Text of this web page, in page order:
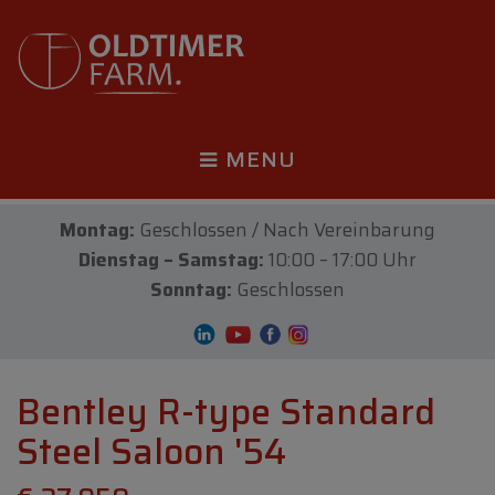
MENU
Montag: Geschlossen / Nach Vereinbarung
Dienstag – Samstag:10:00 – 17:00 Uhr
Sonntag: Geschlossen
Bentley R-type Standard
Steel Saloon '54